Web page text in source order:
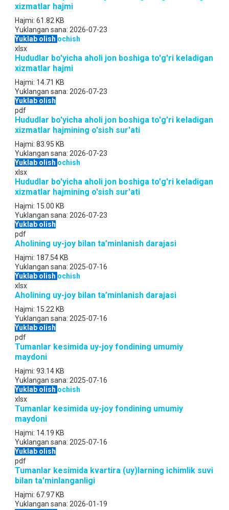
xizmatlar hajmi
Hajmi: 61.82 KB
Yuklangan sana: 2026-07-23
Yuklab olish ochish
xlsx
Hududlar bo'yicha aholi jon boshiga to'g'ri keladigan
xizmatlar hajmi
Hajmi: 14.71 KB
Yuklangan sana: 2026-07-23
Yuklab olish
pdf
Hududlar bo'yicha aholi jon boshiga to'g'ri keladigan
xizmatlar hajmining o'sish sur'ati
Hajmi: 83.95 KB
Yuklangan sana: 2026-07-23
Yuklab olish ochish
xlsx
Hududlar bo'yicha aholi jon boshiga to'g'ri keladigan
xizmatlar hajmining o'sish sur'ati
Hajmi: 15.00 KB
Yuklangan sana: 2026-07-23
Yuklab olish
pdf
Aholining uy-joy bilan ta’minlanish darajasi
Hajmi: 187.54 KB
Yuklangan sana: 2025-07-16
Yuklab olish ochish
xlsx
Aholining uy-joy bilan ta’minlanish darajasi
Hajmi: 15.22 KB
Yuklangan sana: 2025-07-16
Yuklab olish
pdf
Tumanlar kesimida uy-joy fondining umumiy
maydoni
Hajmi: 93.14 KB
Yuklangan sana: 2025-07-16
Yuklab olish ochish
xlsx
Tumanlar kesimida uy-joy fondining umumiy
maydoni
Hajmi: 14.19 KB
Yuklangan sana: 2025-07-16
Yuklab olish
pdf
Tumanlar kesimida kvartira (uy)larning ichimlik suvi
bilan ta’minlanganligi
Hajmi: 67.97 KB
Yuklangan sana: 2026-01-19